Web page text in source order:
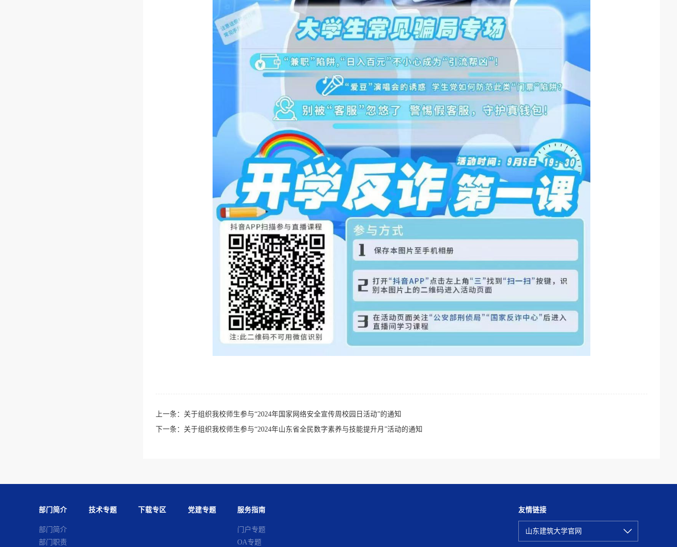
上一条： 关于组织我校师生参与“2024年国家网络安全宣传周校园日活动”的通知
下一条： 关于组织我校师生参与“2024年山东省全民数字素养与技能提升月”活动的通知
部门简介
部门简介
部门职责
技术专题 下载专区 党建专题 服务指南
门户专题
OA专题
友情链接
山东建筑大学官网